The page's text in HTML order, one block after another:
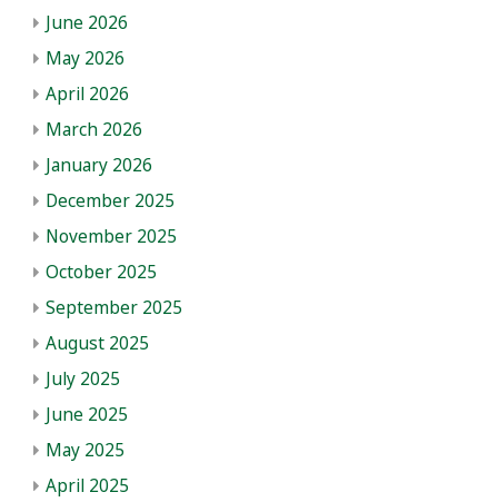
June 2026
May 2026
April 2026
March 2026
January 2026
December 2025
November 2025
October 2025
September 2025
August 2025
July 2025
June 2025
May 2025
April 2025